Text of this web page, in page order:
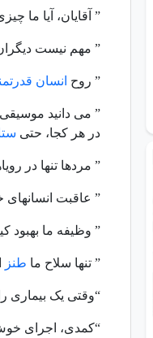
” آقایان، آیا ما
” مهم نیست دیگران
” روح انسان
” می دانید
در هر کجا، حتی
” مردها تنها در
” عاقبت انسانهای
” وظیفه ما بهبود
” تنها سلاح ما طنز
“وقتی یک بیماری
“کمدی، اجرای